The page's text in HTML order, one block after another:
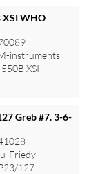
at se priser
XSI WHO
instruments
XSI
at se priser
Greb #7. 3-6-
Friedy
127